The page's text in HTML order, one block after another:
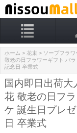
ホーム > 花束 > ソープフラワ
敬老の日フラワーギフト バ
記念日 卒業式
国内即日出荷大
花 敬老の日フ
ケ 誕生日プレ
日 卒業式